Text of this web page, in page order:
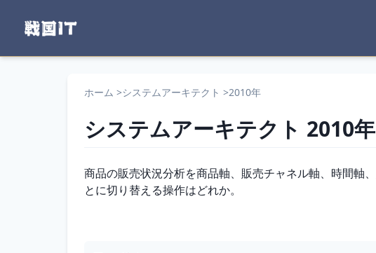
ホーム >システムアーキテクト >2010年
システムアーキテクト 2010年
問題文
商品の販売状況分析を商品軸、販売チャネル軸、時間軸
とに切り替える操作はどれか。